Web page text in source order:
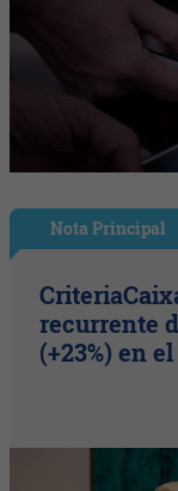
Nota Principal
recurrente
(+23%) en